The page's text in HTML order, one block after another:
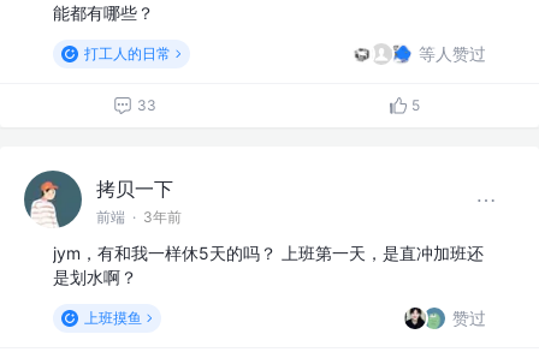
能都有哪些？
打工人的日常 等人赞过
33 5
拷贝一下
前端 · 3年前
jym，有和我一样休5天的吗？ 上班第一天，是直冲加班还
是划水啊？
上班摸鱼 赞过